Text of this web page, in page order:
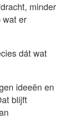
minder
wat er
dát wat
ideeën en
blijft